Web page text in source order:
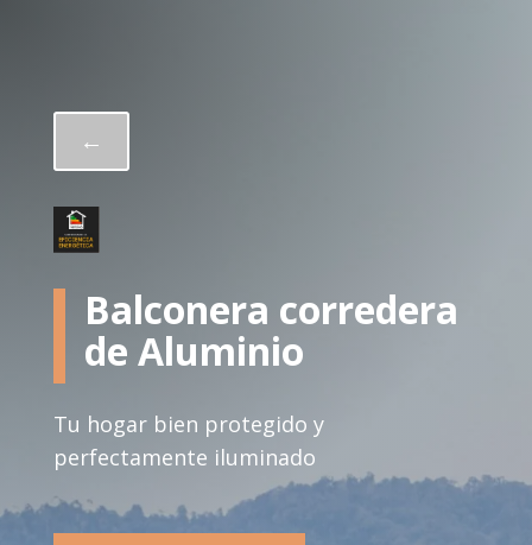
←
Balconera corredera
de Aluminio
Tu hogar bien protegido y
perfectamente iluminado